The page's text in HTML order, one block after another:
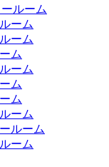
ルーム
ーム
ーム
ム
ーム
ム
ム
ーム
ルーム
ーム